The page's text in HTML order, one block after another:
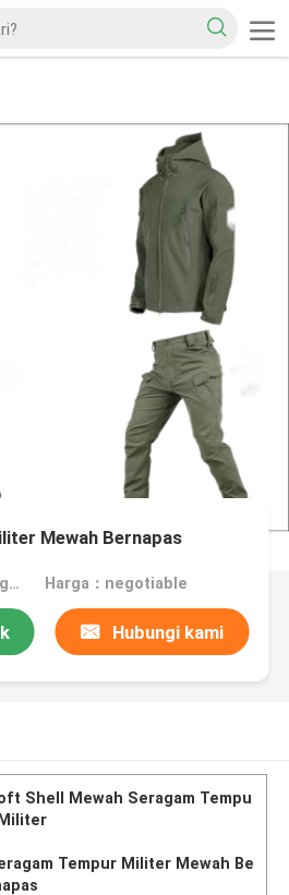
Mewah Bernapas
MOQ：2 set bisa dinegosiasikan Harga：negotiable
Hubungi kami
Shell Mewah Seragam Tempu
Tempur Militer Mewah Be